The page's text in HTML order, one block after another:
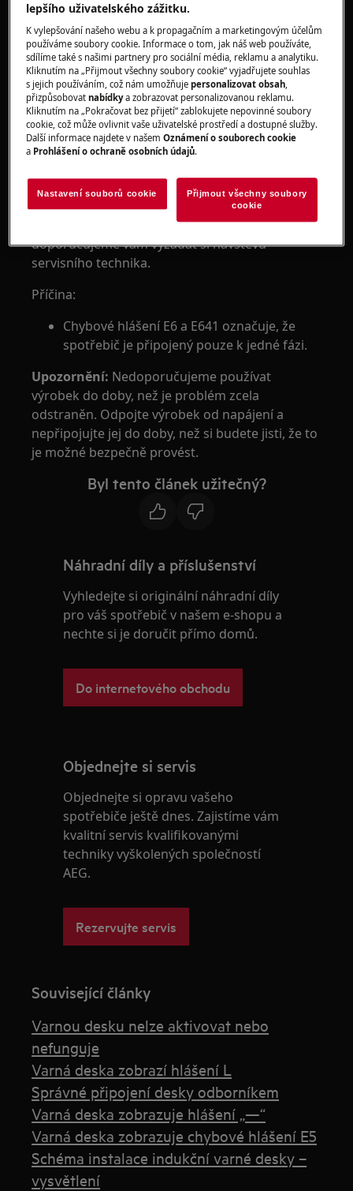
Integrovanou elektrickou varnou desku
Volně stojící sporák s elektrickou varnou
deskou
Řešení:
1. Kontaktujte kvalifikovaného
elektrotechnika, který spotřebič instaloval.
2. Obraťte se na autorizované servisní
středisko.
Pokud výše uvedené rady nevyřeší problém,
doporučujeme vám vyžádat si návštěvu
servisního technika.
Příčina:
Chybové hlášení E6 a E641 označuje, že
spotřebič je připojený pouze k jedné fázi.
Upozornění: Nedoporučujeme používat
výrobek do doby, než je problém zcela
odstraněn. Odpojte výrobek od napájení a
nepřipojujte jej do doby, než si budete jisti, že to
je možné bezpečně provést.
Byl tento článek užitečný?
Náhradní díly a příslušenství
Vyhledejte si originální náhradní díly
pro váš spotřebič v našem e-shopu a
nechte si je doručit přímo domů.
Do internetového obchodu
Objednejte si servis
Objednejte si opravu vašeho
spotřebiče ještě dnes. Zajistíme vám
kvalitní servis kvalifikovanými
techniky vyškolených společností
AEG.
Rezervujte servis
Související články
Varnou desku nelze aktivovat nebo
nefunguje
Varná deska zobrazí hlášení L
Správné připojení desky odborníkem
Varná deska zobrazuje hlášení „—“
Varná deska zobrazuje chybové hlášení E5
Schéma instalace indukční varné desky –
vysvětlení
lepšího uživatelského zážitku.
K vylepšování našeho webu a k propagačním a marketingovým účelům
používáme soubory cookie. Informace o tom, jak náš web používáte,
sdílíme také s našimi partnery pro sociální média, reklamu a analytiku.
Kliknutím na „Přijmout všechny soubory cookie“ vyjadřujete souhlas
s jejich používáním, což nám umožňujepersonalizovat obsah,
přizpůsobovatnabídkya zobrazovat personalizovanou reklamu.
Kliknutím na „Pokračovat bez přijetí“ zablokujete nepovinné soubory
cookie, což může ovlivnit vaše uživatelské prostředí a dostupné služby.
Další informace najdete v našemOznámení o souborech cookie
a Prohlášení o ochraně osobních údajů.
Nastavení souborů cookie
Přijmout všechny soubory
cookie